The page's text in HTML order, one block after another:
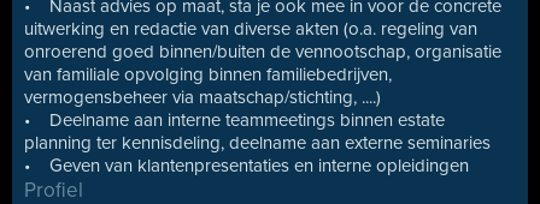
• Naast advies op maat, sta je ook mee in voor de concrete
uitwerking en redactie van diverse akten (o.a. regeling van
onroerend goed binnen/buiten de vennootschap, organisatie
van familiale opvolging binnen familiebedrijven,
vermogensbeheer via maatschap/stichting, ....)
• Deelname aan interne teammeetings binnen estate
planning ter kennisdeling, deelname aan externe seminaries
• Geven van klantenpresentaties en interne opleidingen
Profiel